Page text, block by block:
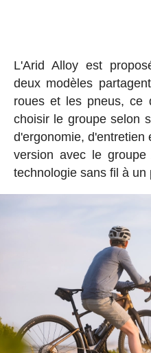
L'Arid Alloy est
deux modèles
roues et les pneus, ce
choisir le groupe selon
d'ergonomie, d'entretien
version avec le
technologie sans fil à un